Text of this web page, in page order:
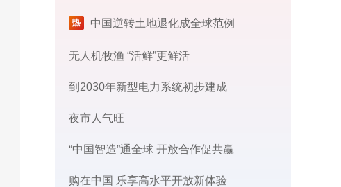
中国逆转土地退化成全球范例
无人机牧渔 “活鲜”更鲜活
到2030年新型电力系统初步建成
夜市人气旺
“中国智造”通全球 开放合作促共赢
购在中国 乐享高水平开放新体验